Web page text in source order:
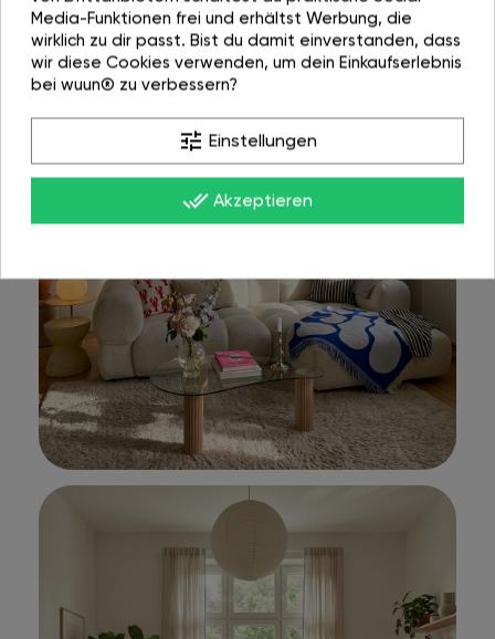
Media-Funktionen frei und erhältst Werbung, die
wirklich zu dir passt. Bist du damit einverstanden, dass
wir diese Cookies verwenden, um dein Einkaufserlebnis
bei wuun® zu verbessern?
tune Einstellungen
done_all Akzeptieren